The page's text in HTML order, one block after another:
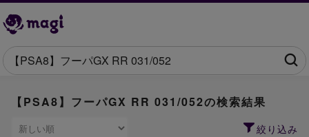
【PSA8】フーパGX RR 031/052の検索結果
絞り込み